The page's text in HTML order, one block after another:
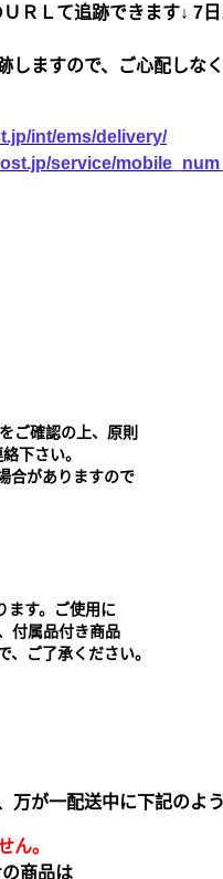
ＲＬて追跡できます↓
い
ますので、ご心配しなく
int/ems/delivery/
service/
ご確認の上、原則
下さい。
合がありますので
ます。ご使用に
付属品付き商品
ご了承ください。
が一配送中に下記のよ
ん｡
商品は